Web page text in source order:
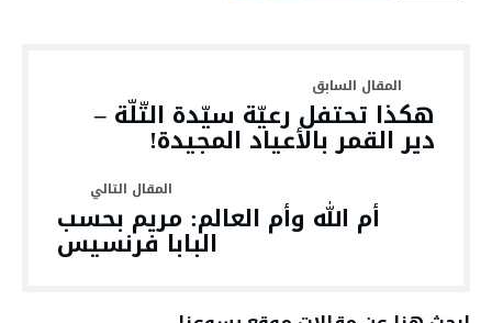
هكذا تحتفل رعيّة سيّدة التّلّة –
دير القمر بالأعياد المجيدة!
أم الله وأم العالم: مريم بحسب
البابا فرنسيس